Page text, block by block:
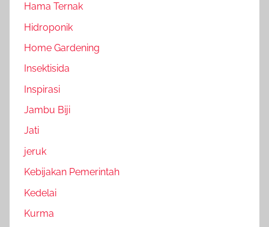
Hama Ternak
Hidroponik
Home Gardening
Insektisida
Inspirasi
Jambu Biji
Jati
jeruk
Kebijakan Pemerintah
Kedelai
Kurma